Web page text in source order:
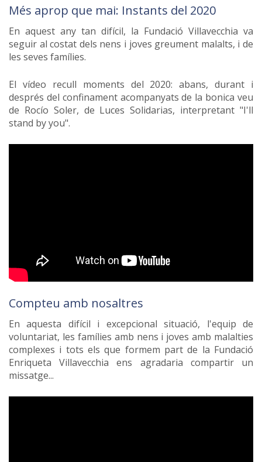
Més aprop que mai: Instants del 2020
En aquest any tan difícil, la Fundació Villavecchia va
seguir al costat dels nens i joves greument malalts, i de
les seves famílies.
El vídeo recull moments del 2020: abans, durant i
després del confinament acompanyats de la bonica veu
de Rocío Soler, de Luces Solidarias, interpretant "I'll
stand by you".
Compteu amb nosaltres
En aquesta difícil i excepcional situació, l'equip de
voluntariat, les famílies amb nens i joves amb malalties
complexes i tots els que formem part de la Fundació
Enriqueta Villavecchia ens agradaria compartir un
missatge...